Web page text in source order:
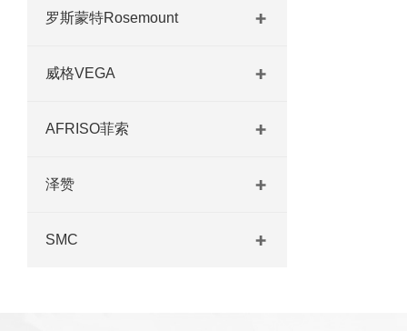
罗斯蒙特Rosemount
威格VEGA
AFRISO菲索
泽赞
SMC